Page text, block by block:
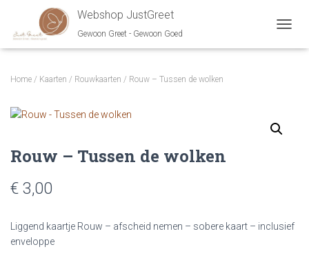
Webshop JustGreet
Gewoon Greet - Gewoon Goed
Home / Kaarten / Rouwkaarten / Rouw – Tussen de wolken
Rouw – Tussen de wolken
€ 3,00
Liggend kaartje Rouw – afscheid nemen – sobere kaart – inclusief
enveloppe